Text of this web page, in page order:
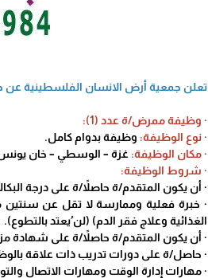
تعلن جمعية أرض الانسان الفلسطينية عن
· وظيفة ممرض/ة عدد (1):
· نوع الوظيفة: وظيفة بدوام كامل.
· مكان الوظيفة: غزة – الوسطي – خان
· شروط الوظيفة:
· أن يكون المتقدم/ة حاصلاً/ة على درجة
· خبرة فعلية وممارسة لا تقل عن سنتين
الغذائية وعلاج فقر الدم) (لن ُيعتد بالتطوع).
· أن يكون المتقدم/ة حاصلاً/ة على شهادة
· حاصل/ة على دورات تدريب ذات علاقة
· مهارات إدارة الوقت ومهارات الاتصال